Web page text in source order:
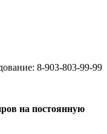
8-903-803-99-99
на постоянную